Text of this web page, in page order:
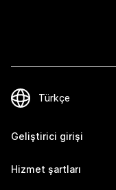
Geliştirici girişi
Hizmet şartları